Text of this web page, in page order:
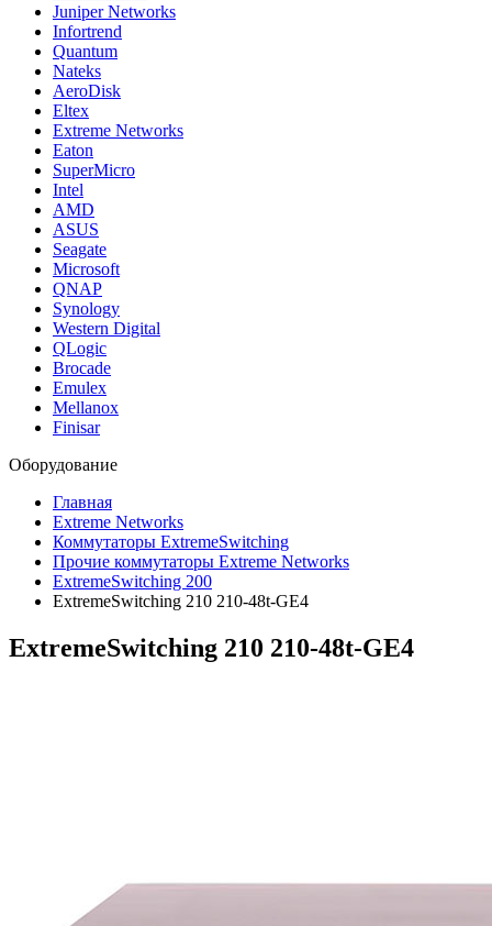
Juniper Networks
Infortrend
Quantum
Nateks
AeroDisk
Eltex
Extreme Networks
Eaton
SuperMicro
Intel
AMD
ASUS
Seagate
Microsoft
QNAP
Synology
Western Digital
QLogic
Brocade
Emulex
Mellanox
Finisar
Оборудование
Главная
Extreme Networks
Коммутаторы ExtremeSwitching
Прочие коммутаторы Extreme Networks
ExtremeSwitching 200
ExtremeSwitching 210 210-48t-GE4
ExtremeSwitching 210 210-48t-GE4